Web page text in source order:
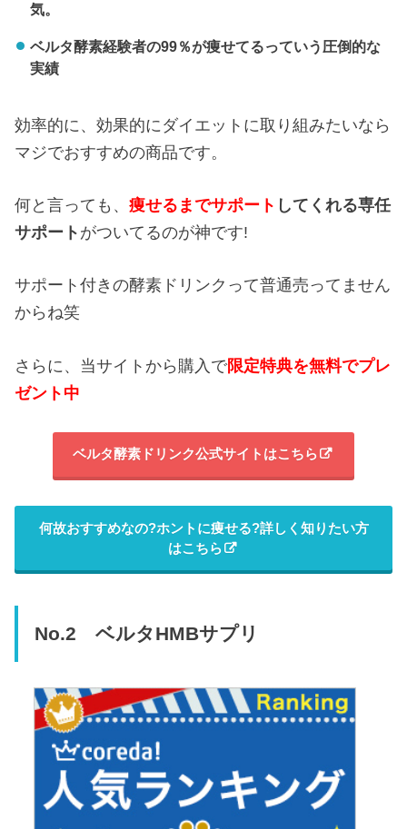
気。
ベルタ酵素経験者の99％が痩せてるっていう圧倒的な
実績
効率的に、効果的にダイエットに取り組みたいなら
マジでおすすめの商品です。
何と言っても、痩せるまでサポート してくれる専任
サポート がついてるのが神です!
サポート付きの酵素ドリンクって普通売ってません
からね笑
さらに、当サイトから購入で限定特典を無料でプレ
ゼント中
ベルタ酵素ドリンク公式サイトはこちら
何故おすすめなの?ホントに痩せる?詳しく知りたい方
はこちら
No.2 ベルタHMBサプリ